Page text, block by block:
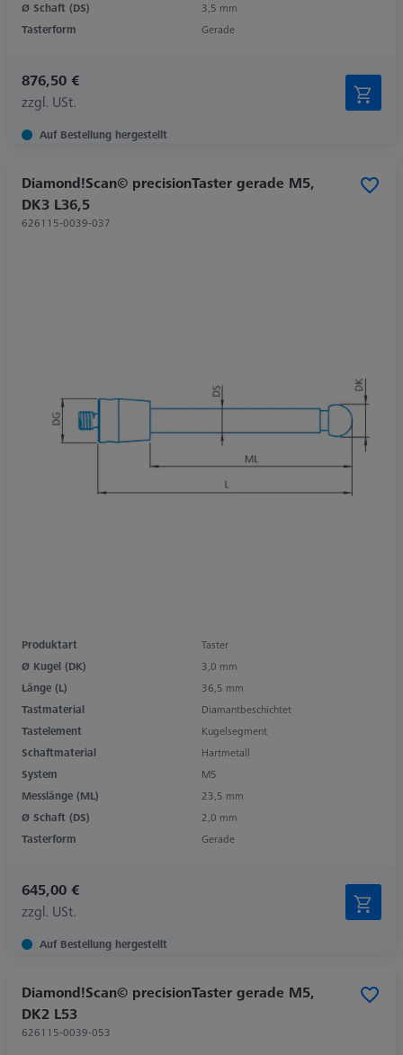
Ø Schaft (DS)
3,5 mm
Tasterform
Gerade
876,50 €
zzgl. USt.
Auf Bestellung hergestellt
Diamond!Scan© precisionTaster gerade M5,
DK3 L36,5
626115-0039-037
Produktart
Taster
Ø Kugel (DK)
3,0 mm
Länge (L)
36,5 mm
Tastmaterial
Diamantbeschichtet
Tastelement
Kugelsegment
Schaftmaterial
Hartmetall
System
M5
Messlänge (ML)
23,5 mm
Ø Schaft (DS)
2,0 mm
Tasterform
Gerade
645,00 €
zzgl. USt.
Auf Bestellung hergestellt
Diamond!Scan© precisionTaster gerade M5,
DK2 L53
626115-0039-053